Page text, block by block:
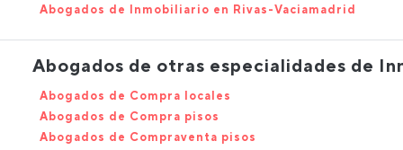
Abogados de Inmobiliario en Rivas-Vaciamadrid
Abogados de otras especialidades de
Abogados de Compra locales
Abogados de Compra pisos
Abogados de Compraventa pisos